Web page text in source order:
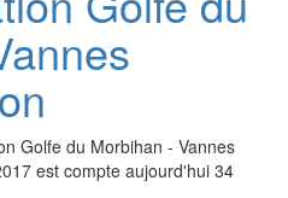
Golfe du Morbihan - Vannes
est compte aujourd'hui 34